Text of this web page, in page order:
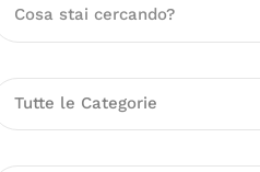
Tutte le Categorie